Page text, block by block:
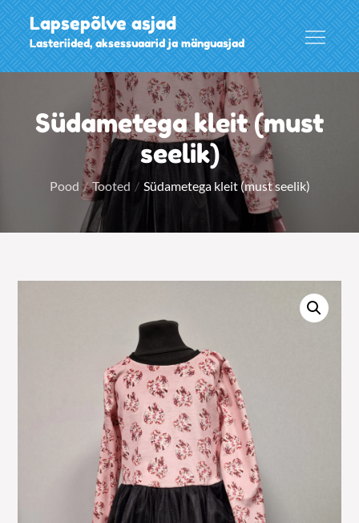
Skip
to
content
Lapsepõlve asjad
Lasteriided, aksessuaarid ja mänguasjad
Südametega kleit (must
seelik)
Pood Tooted Südametega kleit (must seelik)